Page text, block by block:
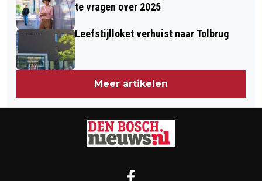
te vragen over 2025
Leefstijlloket verhuist naar Tolbrug
Meer artikelen